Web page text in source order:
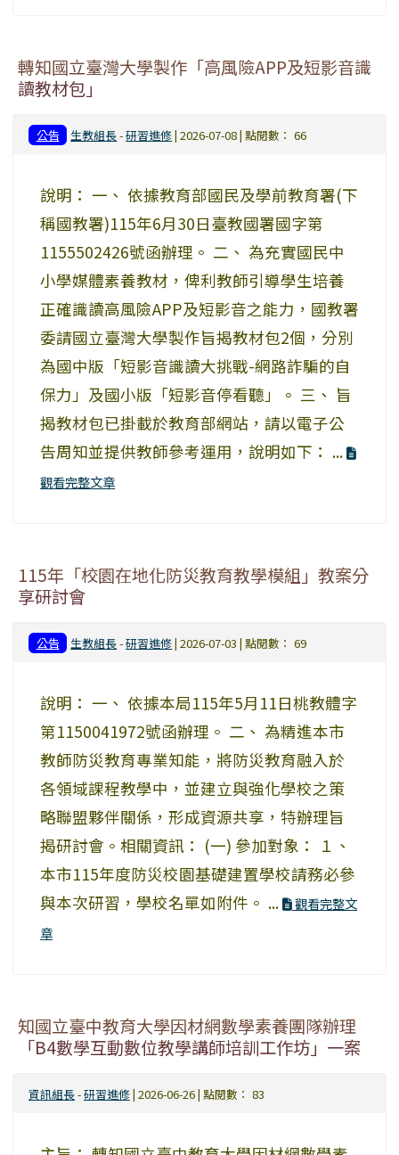
轉知國立臺灣大學製作「高風險APP及短影音識
讀教材包」
公告 生教組長-研習進修| 2026-07-08 | 點閱數： 66
說明： 一、 依據教育部國民及學前教育署(下
稱國教署)115年6月30日臺教國署國字第
1155502426號函辦理。 二、 為充實國民中
小學媒體素養教材，俾利教師引導學生培養
正確識讀高風險APP及短影音之能力，國教署
委請國立臺灣大學製作旨揭教材包2個，分別
為國中版「短影音識讀大挑戰-網路詐騙的自
保力」及國小版「短影音停看聽」。 三、 旨
揭教材包已掛載於教育部網站，請以電子公
告周知並提供教師參考運用，說明如下： ...
觀看完整文章
115年「校園在地化防災教育教學模組」教案分
享研討會
公告 生教組長-研習進修| 2026-07-03 | 點閱數： 69
說明： 一、 依據本局115年5月11日桃教體字
第1150041972號函辦理。 二、 為精進本市
教師防災教育專業知能，將防災教育融入於
各領域課程教學中，並建立與強化學校之策
略聯盟夥伴關係，形成資源共享，特辦理旨
揭研討會。相關資訊： (一) 參加對象： １、
本市115年度防災校園基礎建置學校請務必參
與本次研習，學校名單如附件。 ...
觀看完整文
章
知國立臺中教育大學因材網數學素養團隊辦理
「B4數學互動數位教學講師培訓工作坊」一案
資訊組長-研習進修| 2026-06-26 | 點閱數： 83